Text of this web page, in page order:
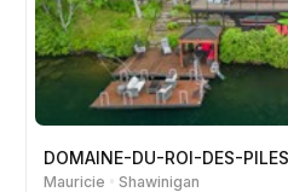
DOMAINE-DU-ROI-DES-PILES
Mauricie Shawinigan